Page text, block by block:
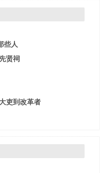
些人
贤祠
吏到改革者